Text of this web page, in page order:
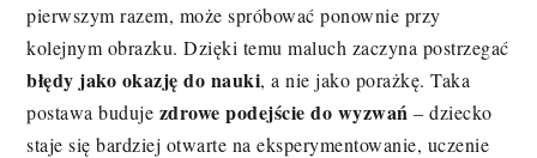
pierwszym razem, może spróbować ponownie przy
kolejnym obrazku. Dzięki temu maluch zaczyna postrzegać
błędy jako okazję do nauki, a nie jako porażkę. Taka
postawa buduje zdrowe podejście do wyzwań – dziecko
staje się bardziej otwarte na eksperymentowanie, uczenie